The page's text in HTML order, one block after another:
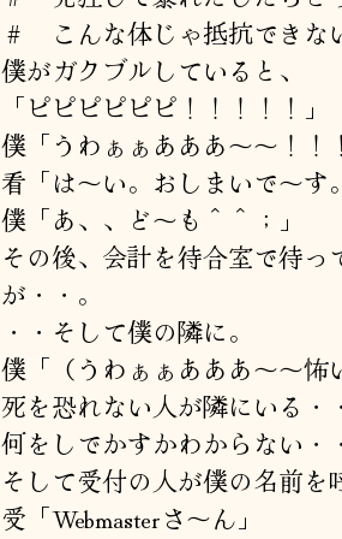
＃ こんな体じゃ抵抗できな
僕がガクブルしていると、
「ピピピピピピ！！！！！」
僕「うわぁぁあああ～～！！
看「は～い。おしまいで～す
僕「あ、、ど～も＾＾；」
その後、会計を待合室で待
が・・。
・・そして僕の隣に。
僕「（うわぁぁあああ～～怖
死を恐れない人が隣にいる・
何をしでかすかわからない・
そして受付の人が僕の名前を
受「Webmasterさ～ん」